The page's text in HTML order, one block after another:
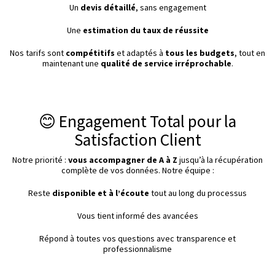
Un devis détaillé, sans engagement
Une estimation du taux de réussite
Nos tarifs sont compétitifs et adaptés à tous les budgets, tout en
maintenant une qualité de service irréprochable.
😊 Engagement Total pour la
Satisfaction Client
Notre priorité : vous accompagner de A à Z jusqu’à la récupération
complète de vos données. Notre équipe :
Reste disponible et à l’écoute tout au long du processus
Vous tient informé des avancées
Répond à toutes vos questions avec transparence et
professionnalisme